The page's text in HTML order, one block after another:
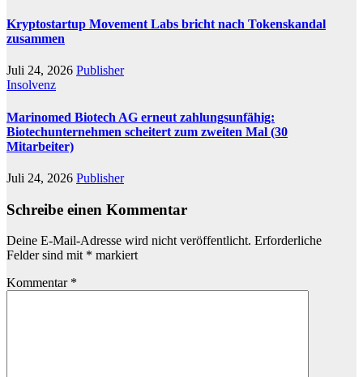
Kryptostartup Movement Labs bricht nach Tokenskandal
zusammen
Juli 24, 2026 Publisher
Insolvenz
Marinomed Biotech AG erneut zahlungsunfähig:
Biotechunternehmen scheitert zum zweiten Mal (30
Mitarbeiter)
Juli 24, 2026 Publisher
Schreibe einen Kommentar
Deine E-Mail-Adresse wird nicht veröffentlicht. Erforderliche
Felder sind mit * markiert
Kommentar *